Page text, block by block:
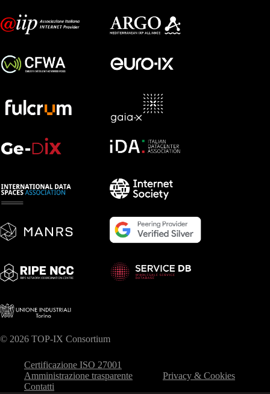
© 2026 TOP-IX Consortium
Certificazione ISO 27001
Amministrazione trasparente
Privacy & Cookies
Contatti